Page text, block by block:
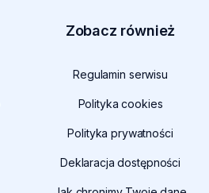
Zobacz również
Regulamin serwisuuwaga,
serwisu
się
Polityka cookiesuwaga,
https://
cookies
się
Polityka prywatnościuwaga,
Deklaracja dostępności